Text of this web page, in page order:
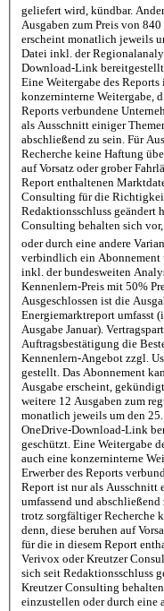
geliefert wird, kündbar.
Ausgaben zum Preis von
erscheint monatlich jeweils
Datei inkl. der
Download-Link
Eine Weitergabe des
konzerninterne Weitergabe,
Reports verbundene
als Ausschnitt einiger
abschließend zu sein. Für
Recherche keine Haftung
auf Vorsatz oder grober
Report enthaltenen
Consulting für die
Redaktionsschluss geändert
Consulting behalten sich
oder durch eine andere
verbindlich ein Abonnement
inkl. der bundesweiten
Kennenlern-Preis mit 50%
Ausgeschlossen ist die
Energiemarktreport umfasst
Ausgabe Januar).
Auftragsbestätigung die
Kennenlern-Angebot zzgl.
gestellt. Das Abonnement
Ausgabe erscheint,
weitere 12 Ausgaben zum
monatlich jeweils um den
OneDrive-Download-Link
geschützt. Eine Weitergabe
auch eine konzerninterne
Erwerber des Reports
Report ist nur als Ausschnitt
umfassend und
trotz sorgfältiger Recherche
denn, diese beruhen auf
für die in diesem Report
Verivox oder Kreutzer
sich seit Redaktionsschluss
Kreutzer Consulting
einzustellen oder durch eine